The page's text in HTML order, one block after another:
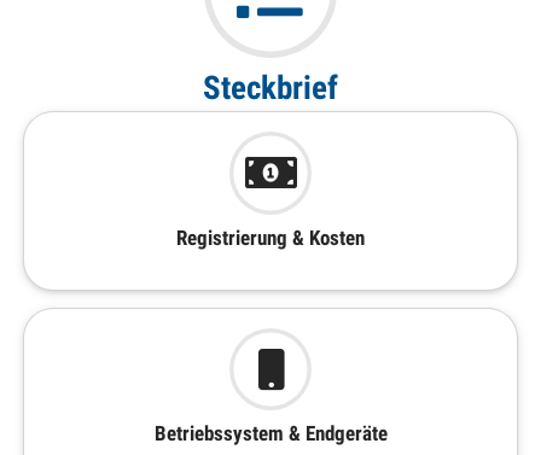
Steckbrief
Registrierung & Kosten
Betriebssystem & Endgeräte